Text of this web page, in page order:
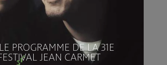
PROGRAMME DE LA 31E
JEAN CARMET